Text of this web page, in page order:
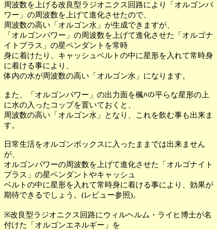
周波数を上げる改良型ラジオニクス回路により「オルゴンパ
ワー」の周波数を上げて進化させたので、
周波数の高い「オルゴン水」が生成できますが、
「オルゴンパワー」の周波数を上げて進化させた「オルゴナ
イトプラス」の星ペンダントを常時
身に着けたり、キャッシュベルトの中に星形を入れて常時身
に着ける事により、
体内の水が周波数の高い「オルゴン水」になります。
また、「オルゴンパワー」の出力面を楓ﾊの平らな星形の上
に水の入ったコップを置いておくと、
周波数の高い「オルゴン水」となり、これを飲む事も出来ま
す。
日常生活をオルゴンボックスに入ったままでは出来ません
が、
オルゴンパワーの周波数を上げて進化させた「オルゴナイト
プラス」の星ペンダントやキャッシュ
ベルトの中に星形を入れて常時身に着ける事により、効果が
期待できるでしょう。(レビュー参照)。
※改良型ラジオニクス回路にウィルヘルム・ライヒ博士が名
付けた「オルゴンエネルギー」を